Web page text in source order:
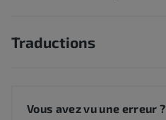
Traductions
Vous avez vu une erreur ?